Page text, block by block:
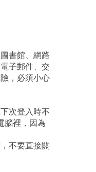
書館、網路
子郵件、交
，必須小心
次登入時不
腦裡，因為
不要直接關